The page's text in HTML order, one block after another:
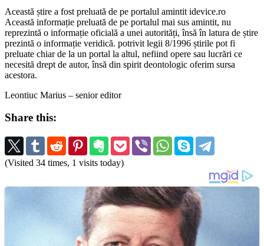
Această știre a fost preluată de pe portalul amintit idevice.ro
Această informație preluată de pe portalul mai sus amintit, nu
reprezintă o informație oficială a unei autorități, însă în latura de știre
prezintă o informație veridică. potrivit legii 8/1996 știrile pot fi
preluate chiar de la un portal la altul, nefiind opere sau lucrări ce
necesită drept de autor, însă din spirit deontologic oferim sursa
acestora.
Leontiuc Marius – senior editor
Share this:
(Visited 34 times, 1 visits today)